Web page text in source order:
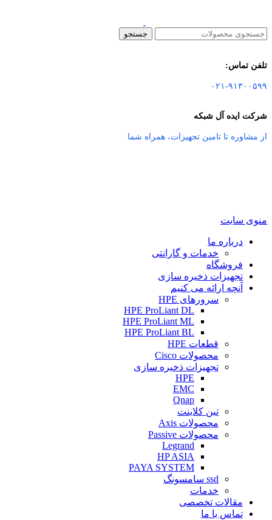
جستجو
تلفن تماس:
۰۲۱-۹۱۳۰۰۵۹۹
شرکت ایده آل شبکه
از مشاوره تا تامین تجهیزات، همراه شما
منوی سایت
درباره ما
خدمات و گارانتی
فروشگاه
تجهیزات ذخیره سازی
آنچه ارائه می کنیم
سرورهای HPE
HPE ProLiant DL
HPE ProLiant ML
HPE ProLiant BL
قطعات HPE
محصولات Cisco
تجهیزات ذخیره سازی
HPE
EMC
Qnap
تین کلاینت
محصولات Axis
محصولات Passive
Legrand
HP ASIA
PAYA SYSTEM
ssd سامسونگ
خدمات
مقالات تخصصی
تماس با ما